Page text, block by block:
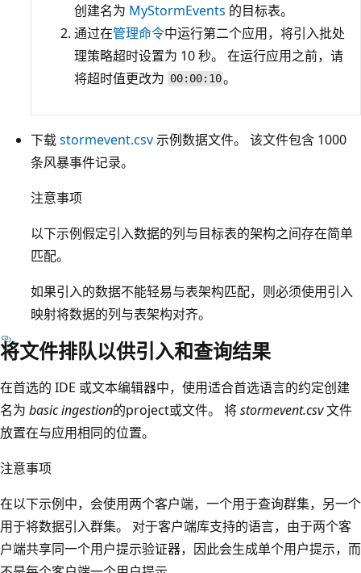
创建名为 MyStormEvents 的目标表。
通过在管理命令中运行第二个应用，将引入批处
理策略超时设置为 10 秒。 在运行应用之前，请
将超时值更改为 00:00:10。
下载stormevent.csv示例数据文件。 该文件包含 1000
条风暴事件记录。
注意事项
以下示例假定引入数据的列与目标表的架构之间存在简单
匹配。
如果引入的数据不能轻易与表架构匹配，则必须使用引入
映射将数据的列与表架构对齐。
将文件排队以供引入和查询结果
在首选的 IDE 或文本编辑器中，使用适合首选语言的约定创建
名为 basic ingestion的project或文件。 将stormevent.csv文件
放置在与应用相同的位置。
注意事项
在以下示例中，会使用两个客户端，一个用于查询群集，另一个
用于将数据引入群集。 对于客户端库支持的语言，由于两个客
户端共享同一个用户提示验证器，因此会生成单个用户提示，而